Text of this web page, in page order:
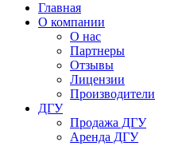
Главная
О компании
О нас
Партнеры
Отзывы
Лицензии
Производители
ДГУ
Продажа ДГУ
Аренда ДГУ